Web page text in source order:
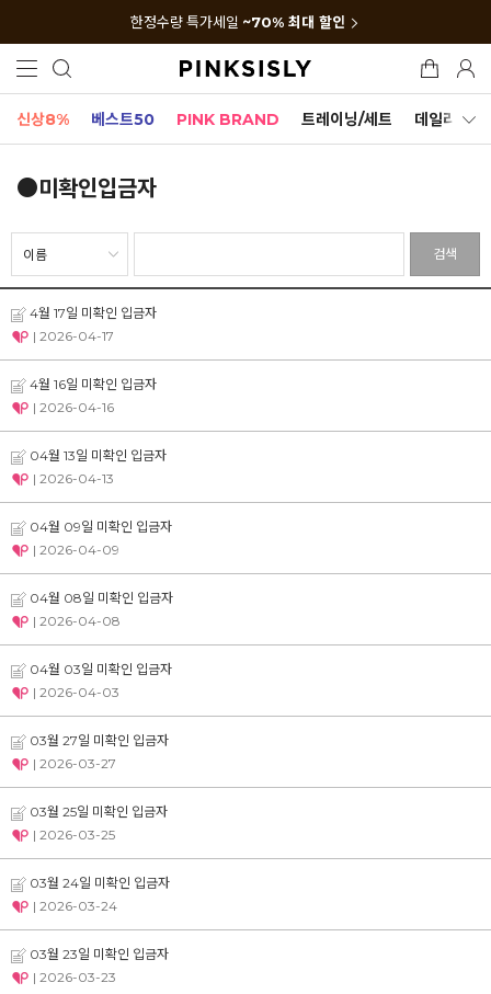
한정수량 특가세일 ~70% 최대 할인
신상8% 베스트50 PINK BRAND 트레이닝/세트 데일리세트
●미확인입금자
검색
4월 17일 미확인 입금자
| 2026-04-17
4월 16일 미확인 입금자
| 2026-04-16
04월 13일 미확인 입금자
| 2026-04-13
04월 09일 미확인 입금자
| 2026-04-09
04월 08일 미확인 입금자
| 2026-04-08
04월 03일 미확인 입금자
| 2026-04-03
03월 27일 미확인 입금자
| 2026-03-27
03월 25일 미확인 입금자
| 2026-03-25
03월 24일 미확인 입금자
| 2026-03-24
03월 23일 미확인 입금자
| 2026-03-23